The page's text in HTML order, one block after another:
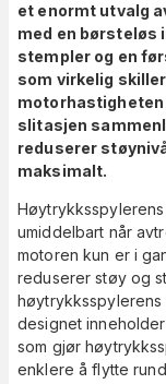
et enormt utvalg
med en børsteløs
stempler og en
som virkelig
motorhastigheten
slitasjen
reduserer
maksimalt.
umiddelbart når
motoren kun er i
reduserer støy og
designet
som gjør
enklere å flytte